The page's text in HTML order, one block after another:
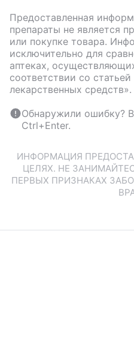
Предоставленная
препараты не является
или покупке товара.
исключительно для
аптеках,
соответствии со
лекарственных средств».
Обнаружили ошибку?
Ctrl+Enter.
ИНФОРМАЦИЯ
ЦЕЛЯХ. НЕ
ПЕРВЫХ ПРИЗНАКАХ